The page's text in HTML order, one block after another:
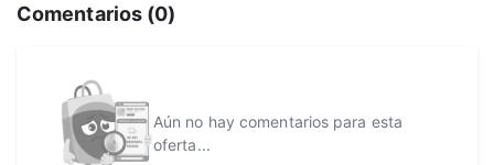
Comentarios (0)
Aún no hay comentarios para esta
oferta...